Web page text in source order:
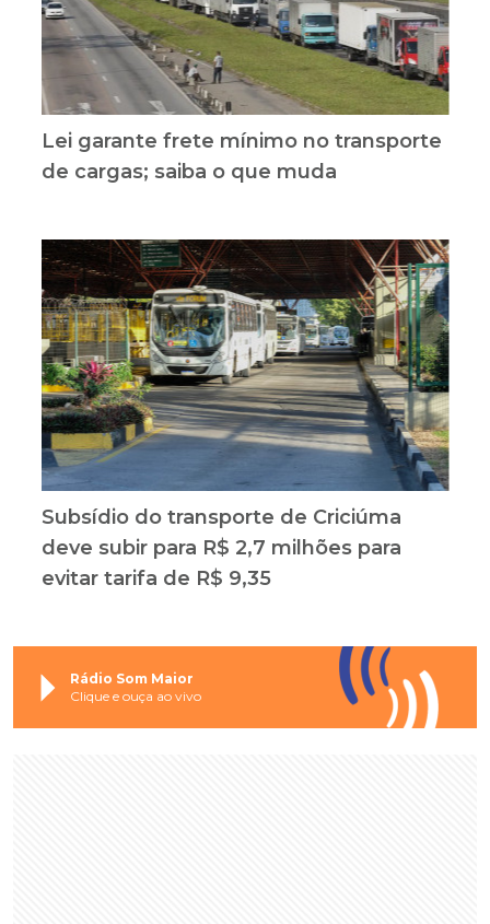
Lei garante frete mínimo no transporte
de cargas; saiba o que muda
Subsídio do transporte de Criciúma
deve subir para R$ 2,7 milhões para
evitar tarifa de R$ 9,35
Rádio Som Maior
Clique e ouça ao vivo